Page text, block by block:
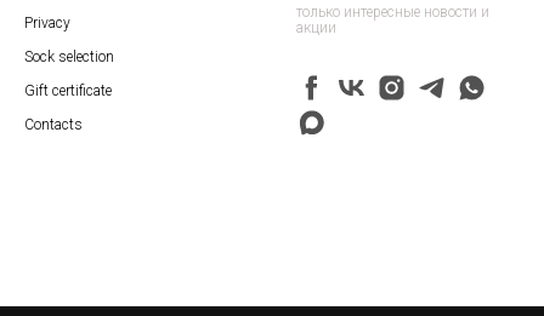
Privacy
Sock selection
Gift certificate
Contacts
только интересные новости и
акции